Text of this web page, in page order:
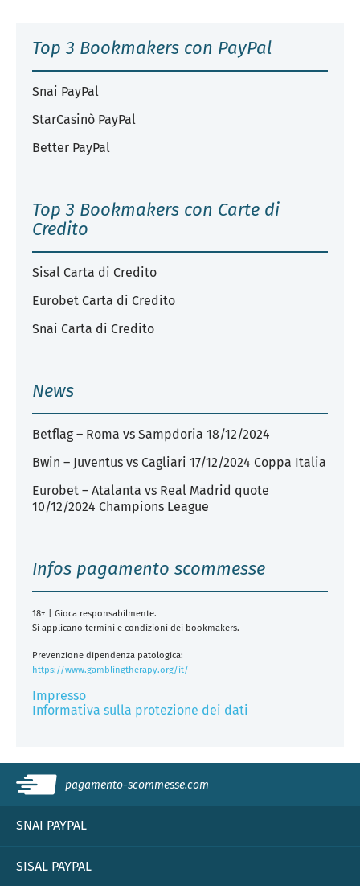
Top 3 Bookmakers con PayPal
Snai PayPal
StarCasinò PayPal
Better PayPal
Top 3 Bookmakers con Carte di
Credito
Sisal Carta di Credito
Eurobet Carta di Credito
Snai Carta di Credito
News
Betflag – Roma vs Sampdoria 18/12/2024
Bwin – Juventus vs Cagliari 17/12/2024 Coppa Italia
Eurobet – Atalanta vs Real Madrid quote
10/12/2024 Champions League
Infos pagamento scommesse
18+ | Gioca responsabilmente.
Si applicano termini e condizioni dei bookmakers.
Prevenzione dipendenza patologica:
https://www.gamblingtherapy.org/it/
Impresso
Informativa sulla protezione dei dati
pagamento-scommesse.com
SNAI PAYPAL
SISAL PAYPAL